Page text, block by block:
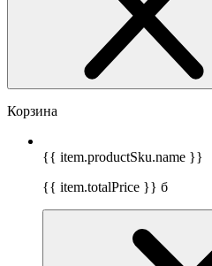
Корзина
{{ item.productSku.name }}
{{ item.totalPrice }} б